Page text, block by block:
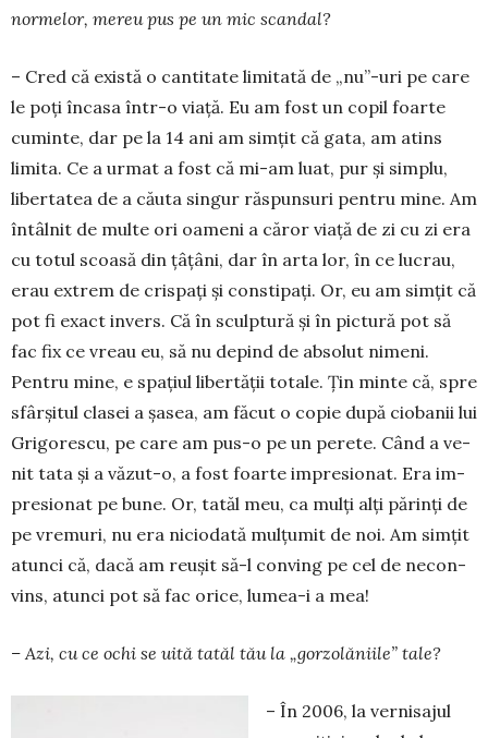
normelor, mereu pus pe un mic scandal?
– Cred că există o can­titate limitată de „nu”-uri pe care
le poți încasa într-o viață. Eu am fost un copil foar­te
cuminte, dar pe la 14 ani am simțit că gata, am atins
limita. Ce a urmat a fost că mi-am luat, pur și simplu,
libertatea de a căuta sin­gur răs­pun­suri pen­tru mine. Am
în­tâl­nit de mul­te ori oameni a căror viață de zi cu zi era
cu totul scoasă din țâ­țâni, dar în arta lor, în ce lucrau,
erau extrem de crispați și con­stipați. Or, eu am simțit că
pot fi exact invers. Că în sculptură și în pictură pot să
fac fix ce vreau eu, să nu depind de absolut ni­meni.
Pentru mi­ne, e spațiul libertății to­tale. Țin minte că, spre
sfârșitul cla­sei a șasea, am făcut o copie după cio­ba­nii lui
Grigorescu, pe care am pus-o pe un perete. Când a ve­
nit tata și a văzut-o, a fost foarte im­presionat. Era im­
pre­sionat pe bune. Or, tatăl meu, ca mulți alți părinți de
pe vre­muri, nu era niciodată mulțumit de noi. Am simțit
atunci că, dacă am reușit să-l conving pe cel de necon­
vins, atunci pot să fac orice, lumea-i a mea!
– Azi, cu ce ochi se uită tatăl tău la „gorzo­lă­niile” tale?
– În 2006, la vernisajul